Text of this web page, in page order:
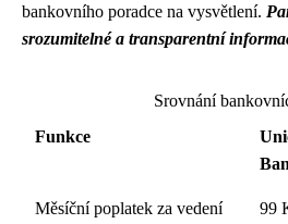
bankovního poradce na vysvětlení.
srozumitelné a transparentní
Srovnání
Funkce
Měsíční poplatek za vedení
99